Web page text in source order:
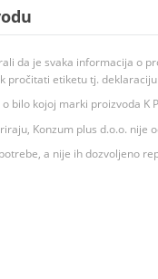
da je svaka informacija o
etiketu tj.
bilo kojoj marki proizvoda
Konzum plus d.o.o.
a nije ih dozvoljeno